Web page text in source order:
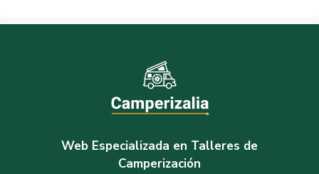
Web Especializada en Talleres de
Camperización